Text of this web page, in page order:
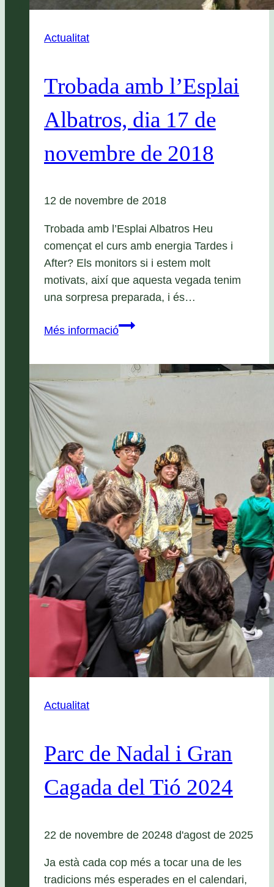
Actualitat
Trobada amb l’Esplai
Albatros, dia 17 de
novembre de 2018
12 de novembre de 2018
Trobada amb l’Esplai Albatros Heu
començat el curs amb energia Tardes i
After? Els monitors si i estem molt
motivats, així que aquesta vegada tenim
una sorpresa preparada, i és…
Més informacióTrobada
Albatros,
de
novembre
de
2018
Actualitat
Parc de Nadal i Gran
Cagada del Tió 2024
22 de novembre de 20248 d'agost de 2025
Ja està cada cop més a tocar una de les
tradicions més esperades en el calendari,